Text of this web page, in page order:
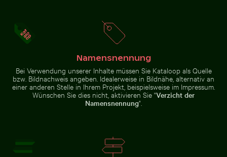
Strandliegen und Sonnenschirme am Sandstrand
Strandliegen und Sonnenschirme
Verbranntes Streichholz
Verbranntes Streichholz mit
Budget-Text
Historisches Gebäude mit Turm im Winter
Junge Pflanze wächst in rissigem Boden
Namensnennung
Bei Verwendung unserer Inhalte müssen Sie Kataloop als Quelle
bzw. Bildnachweis angeben. Idealerweise in Bildnähe, alternativ an
einer anderen Stelle in Ihrem Projekt, beispielsweise im Impressum.
Wünschen Sie dies nicht, aktivieren Sie "Verzicht der
Namensnennung".